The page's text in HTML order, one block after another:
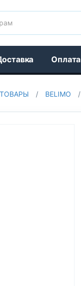
Оплата
ТОВАРЫ / BELIMO /